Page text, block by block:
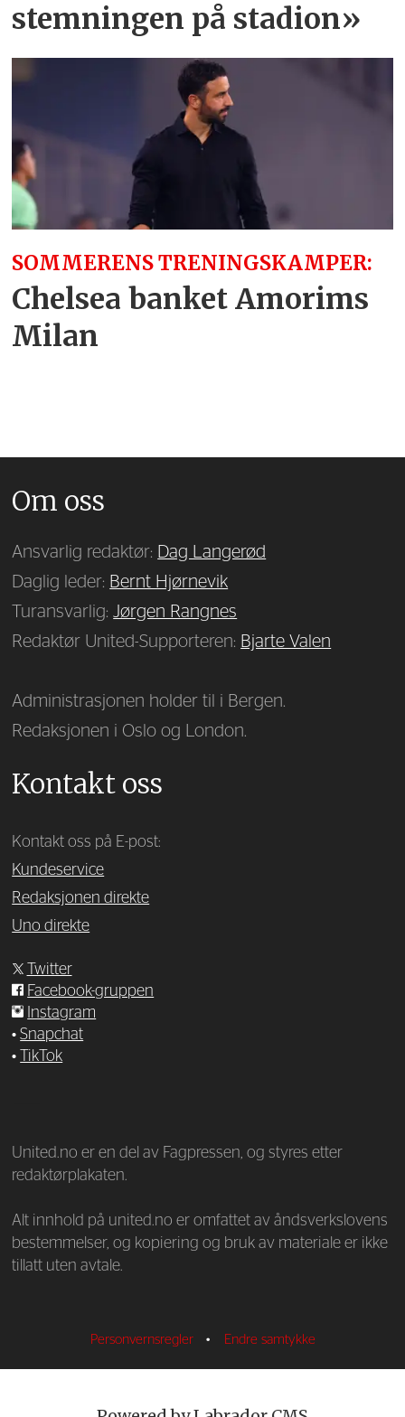
stemningen på stadion»
SOMMERENS TRENINGSKAMPER:
Chelsea banket Amorims
Milan
Om oss
Ansvarlig redaktør: Dag Langerød
Daglig leder: Bernt Hjørnevik
Turansvarlig:Jørgen Rangnes
Redaktør United-Supporteren: Bjarte Valen
Administrasjonen holder til i Bergen.
Redaksjonen i Oslo og London.
Kontakt oss
Kontakt oss på E-post:
Kundeservice
Redaksjonen direkte
Uno direkte
Twitter
Facebook-gruppen
Instagram
•Snapchat
•
TikTok
United.no er en del av Fagpressen, og styres etter
redaktørplakaten.
Alt innhold på united.no er omfattet av åndsverkslovens
bestemmelser, og kopiering og bruk av materiale er ikke
tillatt uten avtale.
Personvernsregler • Endre samtykke